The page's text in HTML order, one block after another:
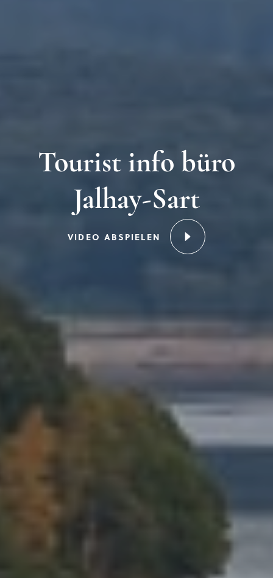
Tourist info büro
Jalhay-Sart
VIDEO ABSPIELEN